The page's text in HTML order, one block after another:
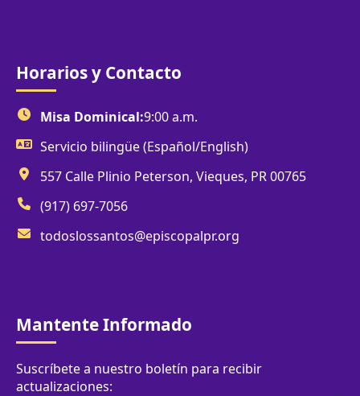
Horarios y Contacto
Misa Dominical:9:00 a.m.
Servicio bilingüe (Español/English)
557 Calle Plinio Peterson, Vieques, PR 00765
(917) 697-7056
todoslossantos@episcopalpr.org
Mantente Informado
Suscríbete a nuestro boletín para recibir
actualizaciones: